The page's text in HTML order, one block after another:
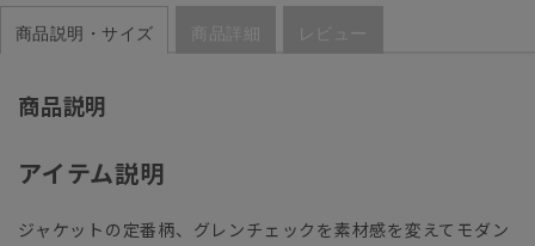
商品説明・サイズ 商品詳細 レビュー
商品説明
アイテム説明
ジャケットの定番柄、グレンチェックを素材感を変えてモダン